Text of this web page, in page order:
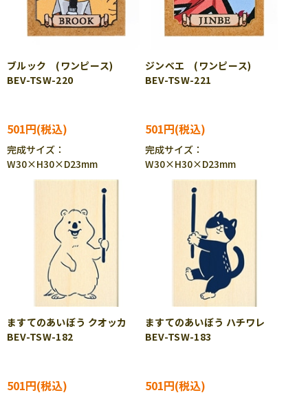
ブルック (ワンピース)
BEV-TSW-220
501円
完成サイズ：
W30×H30×D23mm
ジンベエ (ワンピース)
BEV-TSW-221
501円
完成サイズ：
W30×H30×D23mm
ますてのあいぼう クオッカ
BEV-TSW-182
501円
ますてのあいぼう ハチワレ
BEV-TSW-183
501円